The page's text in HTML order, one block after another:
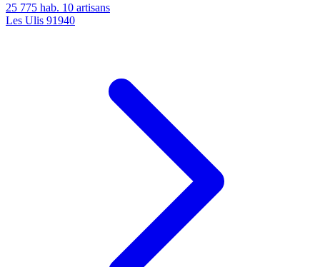
25 775 hab. 10 artisans
Les Ulis 91940